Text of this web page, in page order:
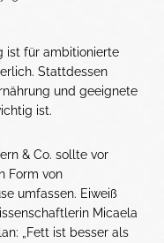
ist für ambitionierte
Stattdessen
und geeignete
ist.
& Co. sollte vor
Form von
umfassen. Eiweiß
Micaela
„Fett ist besser als